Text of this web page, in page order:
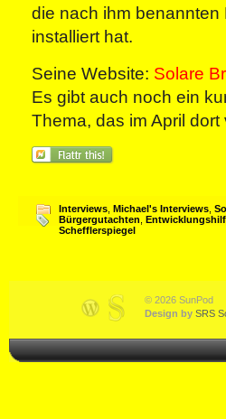
die nach ihm
installiert hat.
Seine Website: Solare
Es gibt auch noch ein
Thema, das im April
Interviews Michael's Interviews
Bürgergutachten
Schefflerspiegel
© 2026 SunPod
Design by SRS